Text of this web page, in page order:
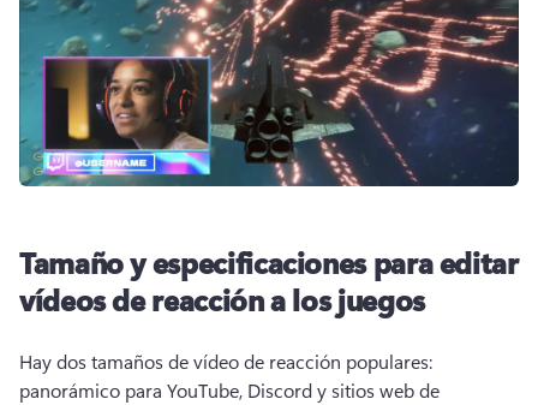
Tamaño y especificaciones para editar
vídeos de reacción a los juegos
Hay dos tamaños de vídeo de reacción populares:
panorámico para YouTube, Discord y sitios web de